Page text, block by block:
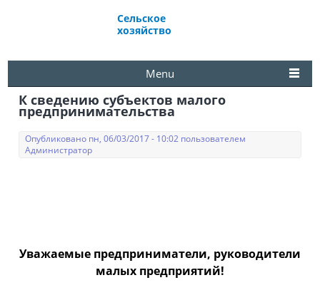
Сельское
хозяйство
Menu
К сведению субъектов малого
предпринимательства
Опубликовано пн, 06/03/2017 - 10:02 пользователем
Администратор
Уважаемые предприниматели, руководители
малых предприятий!